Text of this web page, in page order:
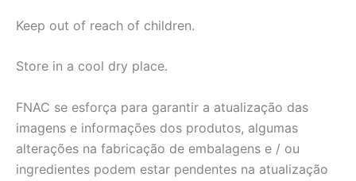
Keep out of reach of children.
Store in a cool dry place.
FNAC se esforça para garantir a atualização das
imagens e informações dos produtos, algumas
alterações na fabricação de embalagens e / ou
ingredientes podem estar pendentes na atualização